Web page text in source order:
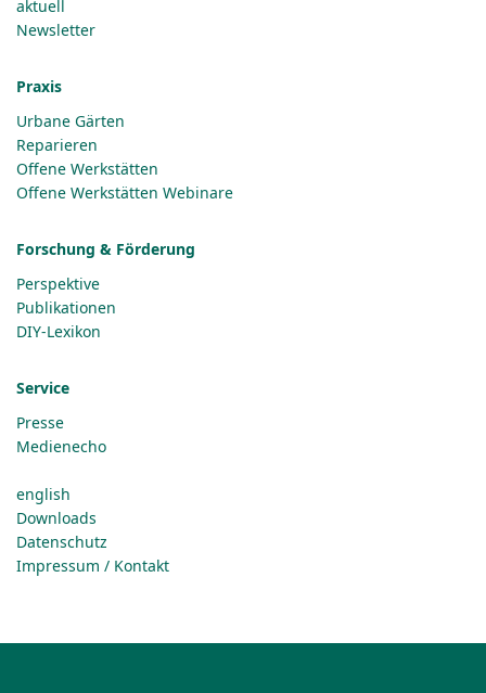
aktuell
Newsletter
Praxis
Urbane Gärten
Reparieren
Offene Werkstätten
Offene Werkstätten Webinare
Forschung & Förderung
Perspektive
Publikationen
DIY-Lexikon
Service
Presse
Medienecho
english
Downloads
Datenschutz
Impressum / Kontakt